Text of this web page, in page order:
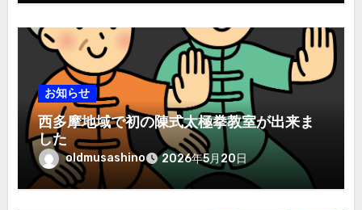
お知らせ
西多摩地域で初の陳式太極拳教室が出来ま
した
oldmusashino 2026年5月20日